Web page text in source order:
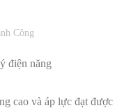
Công
cao và áp lực đạt được